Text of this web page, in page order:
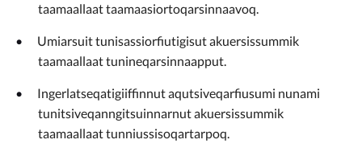
taamaallaat taamaasiortoqarsinnaavoq.
Umiarsuit tunisassiorfiutigisut akuersissummik
taamaallaat tunineqarsinnaapput.
Ingerlatseqatigiiffinnut aqutsiveqarfiusumi nunami
tunitsiveqanngitsuinnarnut akuersissummik
taamaallaat tunniussisoqartarpoq.